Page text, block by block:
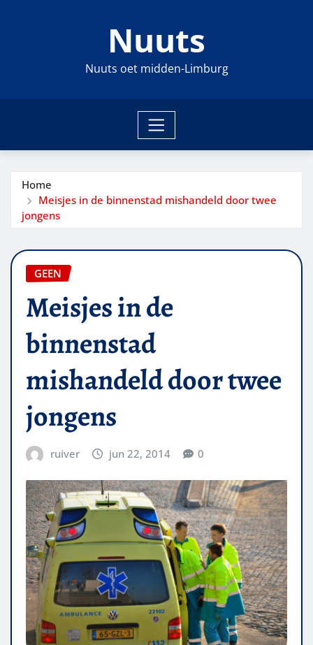
Nuuts
Nuuts oet midden-Limburg
Home
Meisjes in de binnenstad mishandeld door twee
jongens
GEEN
Meisjes in de
binnenstad
mishandeld door twee
jongens
ruiver jun 22, 2014 0